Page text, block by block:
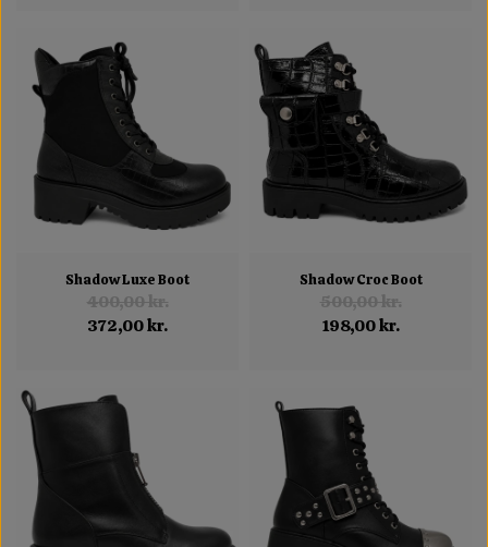
Shadow Luxe Boot
400,00 kr.
372,00 kr.
Shadow Croc Boot
500,00 kr.
198,00 kr.